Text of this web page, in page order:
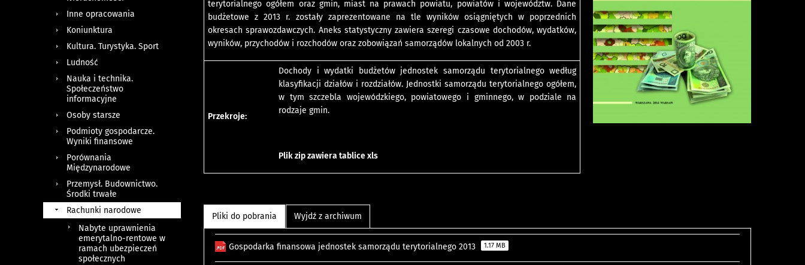
terytorialnego ogółem oraz gmin, miast na prawach powiatu, powiatów i województw. Dane
budżetowe z 2013 r. zostały zaprezentowane na tle wyników osiągniętych w poprzednich
okresach sprawozdawczych. Aneks statystyczny zawiera szeregi czasowe dochodów, wydatków,
wyników, przychodów i rozchodów oraz zobowiązań samorządów lokalnych od 2003 r.
Przekroje:
Dochody i wydatki budżetów jednostek samorządu terytorialnego według
klasyfikacji działów i rozdziałów. Jednostki samorządu terytorialnego ogółem,
w tym szczebla wojewódzkiego, powiatowego i gminnego, w podziale na
rodzaje gmin.
Plikzipzawiera tablicexls
Pliki do pobrania Wyjdź z archiwum
Gospodarka finansowa jednostek samorządu terytorialnego 2013 1.17 MB
Inne opracowania
Koniunktura
Kultura. Turystyka. Sport
Ludność
Nauka i technika.
Społeczeństwo
informacyjne
Osoby starsze
Podmioty gospodarcze.
Wyniki finansowe
Porównania
Międzynarodowe
Przemysł. Budownictwo.
Środki trwałe
Rachunki narodowe
Nabyte uprawnienia
emerytalno-rentowe w
ramach ubezpieczeń
społecznych